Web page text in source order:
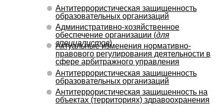
Актуальные изменения нормативно-
правового регулирования деятельности в
сфере арбитражного управления
Антитеррористическая защищенность
образовательных организаций
Административно-хозяйственное
обеспечение организации (для
специалистов)
Антитеррористическая защищенность
образовательных организаций
Антитеррористическая защищенность на
объектах (территориях) здравоохранения